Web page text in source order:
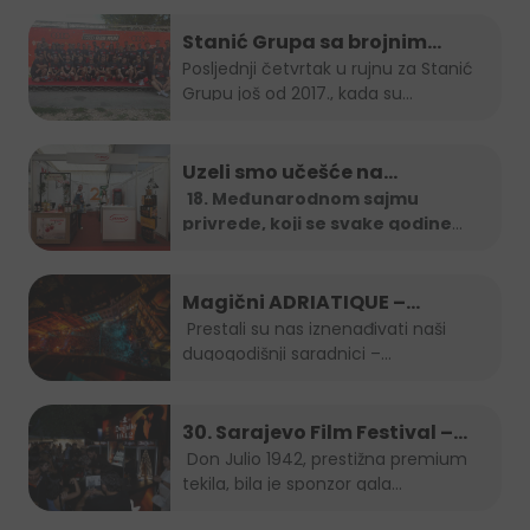
Stanić Grupa sa brojnim
timom na B2B run utrci
Posljednji četvrtak u rujnu za Stanić
Grupu još od 2017., kada su...
Uzeli smo učešće na…
18. Međunarodnom sajmu
privrede, koji se svake godine
Magični ADRIATIQUE –
posljednja noć SFF-a
dugogodišnji saradnici –...
30. Sarajevo Film Festival –
Don Julio Gala zabava
tekila, bila je sponzor gala...